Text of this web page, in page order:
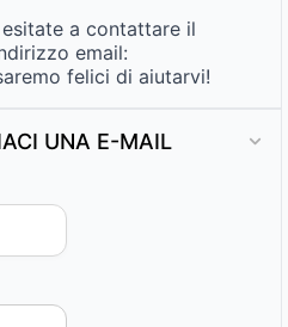
a contattare il
email:
felici di aiutarvi!
UNA E-MAIL